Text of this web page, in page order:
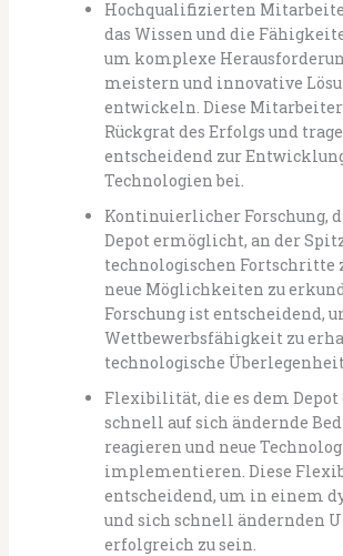
Hochqualifizierten
das Wissen und die
um komplexe
meistern und innovative
entwickeln. Diese Mitarbeiter
Rückgrat des Erfolgs und
entscheidend zur
Technologien bei.
Kontinuierlicher Forschung,
Depot ermöglicht, an der
technologischen Fortschritte
neue Möglichkeiten zu
Forschung ist entscheidend,
Wettbewerbsfähigkeit zu
technologische
Flexibilität, die es dem
schnell auf sich ändernde
reagieren und neue
implementieren. Diese
entscheidend, um in einem
und sich schnell ändernden
erfolgreich zu sein.